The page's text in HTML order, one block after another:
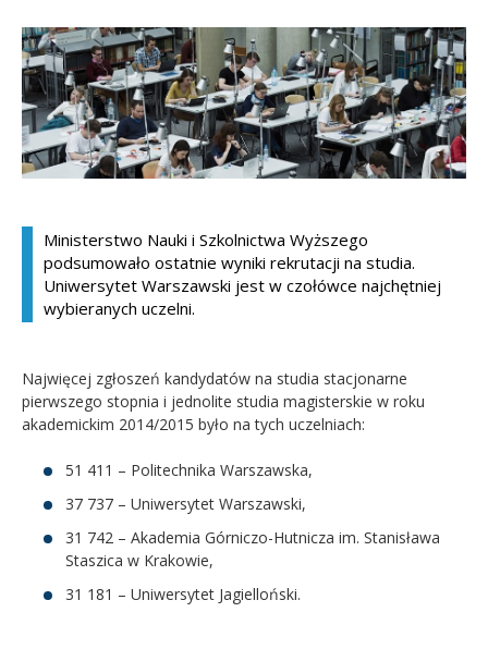
Kandydat
Absolwent
Ministerstwo Nauki i Szkolnictwa Wyższego
podsumowało ostatnie wyniki rekrutacji na studia.
Uniwersytet Warszawski jest w czołówce najchętniej
wybieranych uczelni.
Najwięcej zgłoszeń kandydatów na studia stacjonarne
pierwszego stopnia i jednolite studia magisterskie w roku
akademickim 2014/2015 było na tych uczelniach:
51 411 – Politechnika Warszawska,
37 737 – Uniwersytet Warszawski,
31 742 – Akademia Górniczo-Hutnicza im. Stanisława
Staszica w Krakowie,
31 181 – Uniwersytet Jagielloński.